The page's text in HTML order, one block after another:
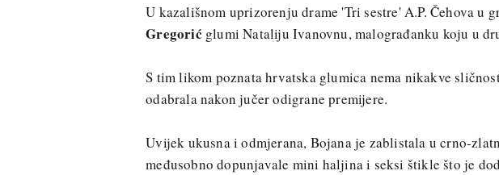
U kazališnom uprizorenju drame 'Tri sestre' A.P. Čehova u
Gregorić glumi Nataliju Ivanovnu, malograđanku koju u
S tim likom poznata hrvatska glumica nema nikakve
odabrala nakon jučer odigrane premijere.
Uvijek ukusna i odmjerana, Bojana je zablistala u crno-
međusobno dopunjavale mini haljina i seksi štikle što je